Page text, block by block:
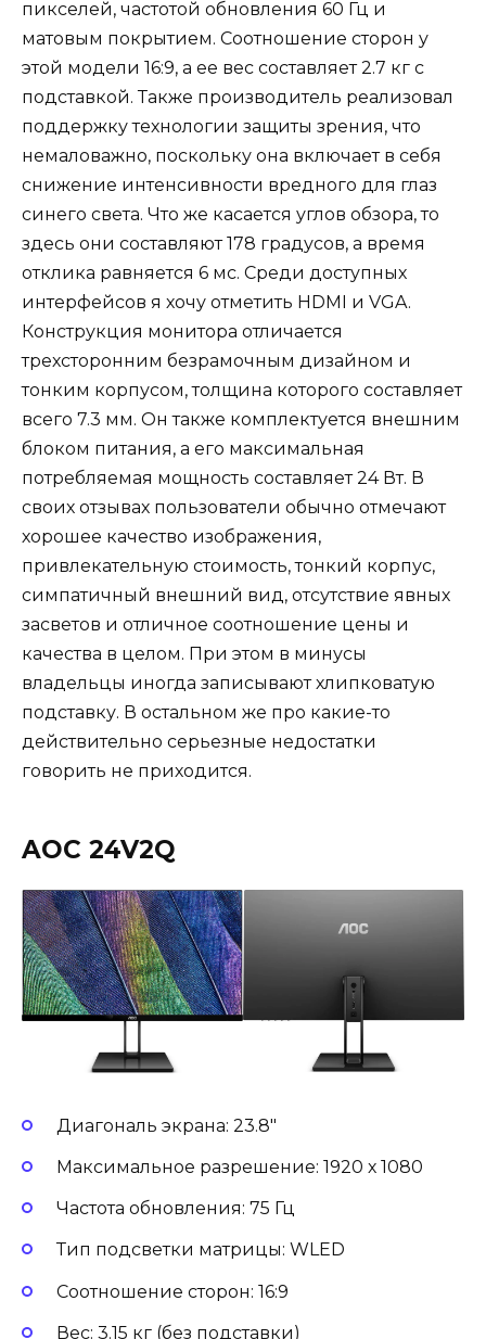
пикселей, частотой обновления 60 Гц и
матовым покрытием. Соотношение сторон у
этой модели 16:9, а ее вес составляет 2.7 кг с
подставкой. Также производитель реализовал
поддержку технологии защиты зрения, что
немаловажно, поскольку она включает в себя
снижение интенсивности вредного для глаз
синего света. Что же касается углов обзора, то
здесь они составляют 178 градусов, а время
отклика равняется 6 мс. Среди доступных
интерфейсов я хочу отметить HDMI и VGA.
Конструкция монитора отличается
трехсторонним безрамочным дизайном и
тонким корпусом, толщина которого составляет
всего 7.3 мм. Он также комплектуется внешним
блоком питания, а его максимальная
потребляемая мощность составляет 24 Вт. В
своих отзывах пользователи обычно отмечают
хорошее качество изображения,
привлекательную стоимость, тонкий корпус,
симпатичный внешний вид, отсутствие явных
засветов и отличное соотношение цены и
качества в целом. При этом в минусы
владельцы иногда записывают хлипковатую
подставку. В остальном же про какие-то
действительно серьезные недостатки
говорить не приходится.
AOC 24V2Q
Диагональ экрана: 23.8″
Максимальное разрешение: 1920 х 1080
Частота обновления: 75 Гц
Тип подсветки матрицы: WLED
Соотношение сторон: 16:9
Вес: 3.15 кг (без подставки)